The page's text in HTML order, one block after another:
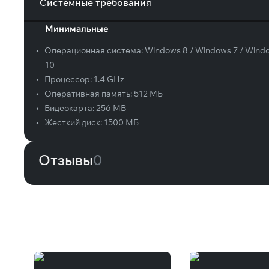
Системные требования
Минимальные
• Операционная система:Windows 8 / Windows 7 /
10
•
Процессор: 1.4 GHz
•
Оперативная память: 512 МБ
•
Видеокарта:256 MB
•
Жесткий диск: 1500 МБ
Отзывы0